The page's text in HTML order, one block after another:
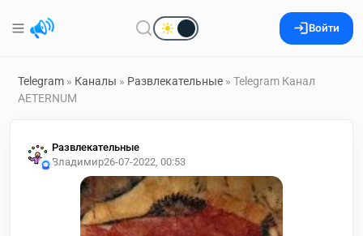
Войти
Telegram » Каналы » Развлекательные » Telegram Канал
AETERNUM
Развлекательные
Владимир26-07-2022, 00:53